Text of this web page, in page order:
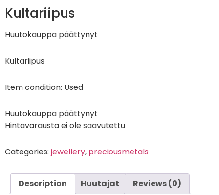
Kultariipus
Huutokauppa päättynyt
Kultariipus
Item condition: Used
Huutokauppa päättynyt
Hintavarausta ei ole saavutettu
Categories: jewellery, preciousmetals
Description Huutajat Reviews (0)